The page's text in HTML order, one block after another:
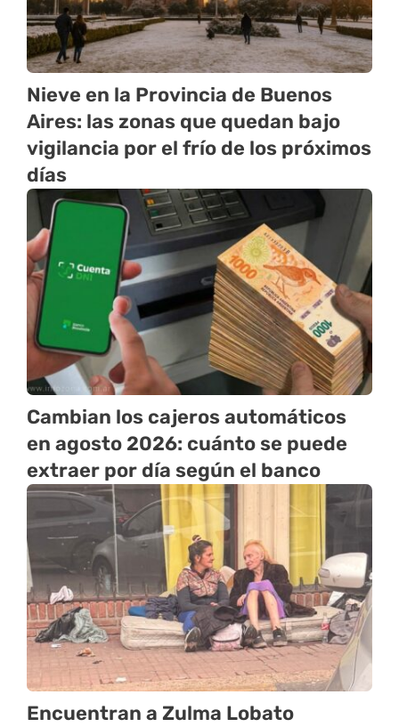
Nieve en la Provincia de Buenos
Aires: las zonas que quedan bajo
vigilancia por el frío de los próximos
días
Cambian los cajeros automáticos
en agosto 2026: cuánto se puede
extraer por día según el banco
Encuentran a Zulma Lobato